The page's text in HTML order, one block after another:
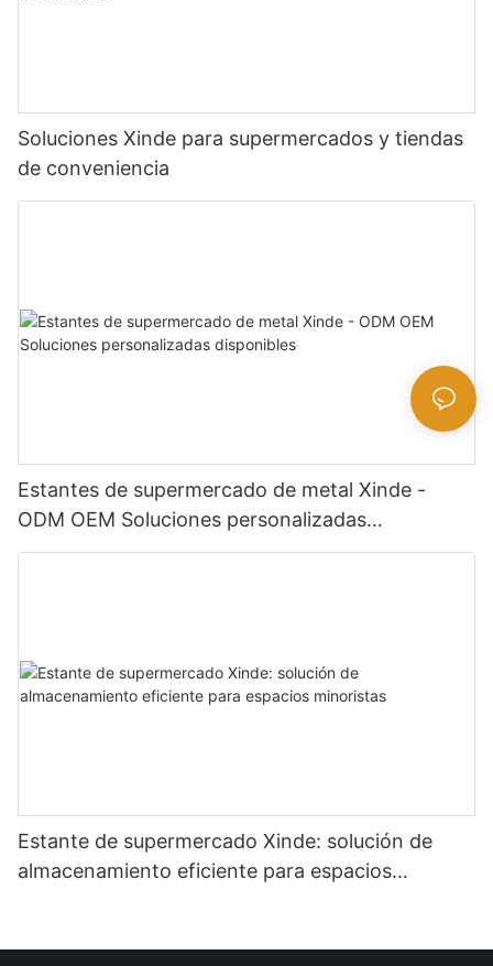
Soluciones Xinde para supermercados y tiendas
de conveniencia
Estantes de supermercado de metal Xinde -
ODM OEM Soluciones personalizadas
disponibles
Estante de supermercado Xinde: solución de
almacenamiento eficiente para espacios